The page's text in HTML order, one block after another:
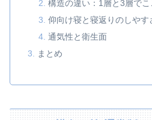
構造の違い：1層と3層でこ
仰向け寝と寝返りのしやす
通気性と衛生面
まとめ